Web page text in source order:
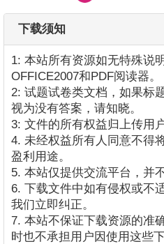
下载须知
1: 本站所有资源如无特殊说
OFFICE2007和PDF阅读器。
2: 试题试卷类文档，如果标
视为没有答案，请知晓。
3: 文件的所有权益归上传用
4. 未经权益所有人同意不得
盈利用途。
5. 本站仅提供交流平台，并
6. 下载文件中如有侵权或不
我们立即纠正。
7. 本站不保证下载资源的准
时也不承担用户因使用这些